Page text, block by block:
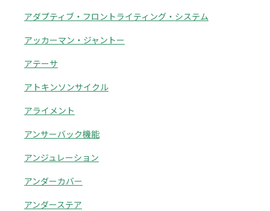
アダプティブ・フロントライティング・システム
アッカーマン・ジャントー
アテーサ
アトキンソンサイクル
アライメント
アンサーバック機能
アンジュレーション
アンダーカバー
アンダーステア